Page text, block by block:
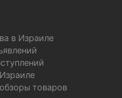
в Израиле
товаров